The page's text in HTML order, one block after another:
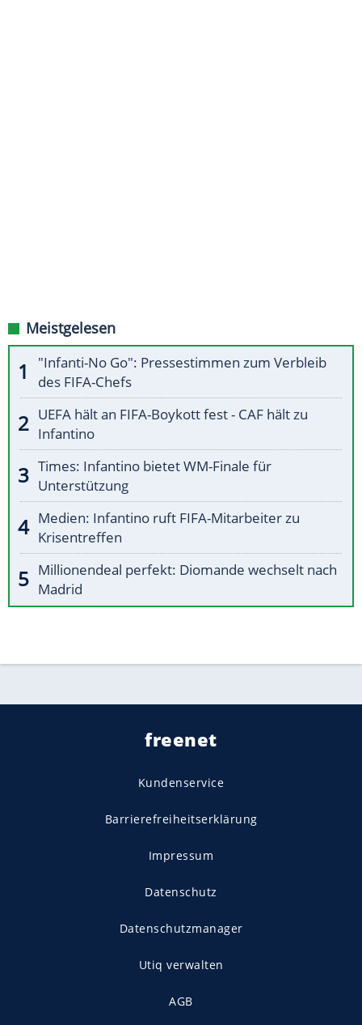
Meistgelesen
"Infanti-No Go": Pressestimmen zum Verbleib
des FIFA-Chefs
UEFA hält an FIFA-Boykott fest - CAF hält zu
Infantino
Times: Infantino bietet WM-Finale für
Unterstützung
Medien: Infantino ruft FIFA-Mitarbeiter zu
Krisentreffen
Millionendeal perfekt: Diomande wechselt nach
Madrid
freenet
Kundenservice
Barrierefreiheitserklärung
Impressum
Datenschutz
Datenschutzmanager
Utiq verwalten
AGB